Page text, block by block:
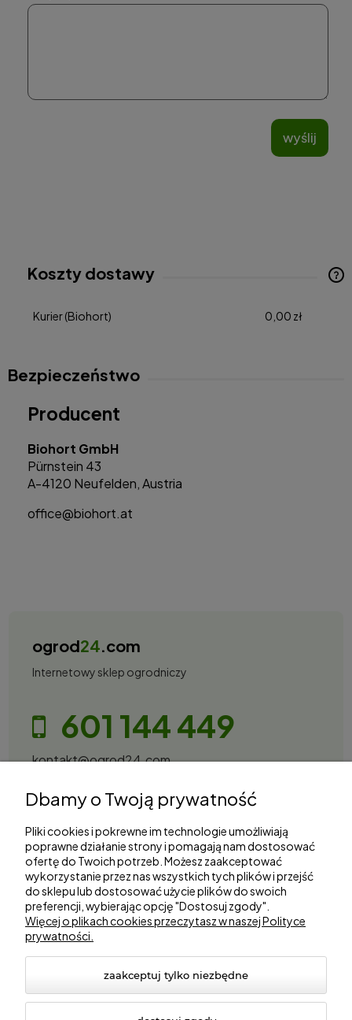
wyślij
Koszty dostawy
Cena nie zawiera ewentualnych kosztów płatności
Kurier(Biohort) 0,00 zł
Bezpieczeństwo
Producent
Biohort GmbH
Pürnstein 43
A-4120 Neufelden, Austria
office@biohort.at
ogrod24.com
Internetowy sklep ogrodniczy
601 144 449
kontakt@ogrod24.com
Gorzowska 27, 66-530 Trzebicz
Zakupy
Informacje
Marki
Dbamy o Twoją prywatność
Pliki cookies i pokrewne im technologie umożliwiają
poprawne działanie strony i pomagają nam dostosować
ofertę do Twoich potrzeb. Możesz zaakceptować
wykorzystanie przez nas wszystkich tych plików i przejść
do sklepu lub dostosować użycie plików do swoich
preferencji, wybierając opcję "Dostosuj zgody".
Więcej o plikach cookies przeczytasz w naszej Polityce
prywatności.
zaakceptuj tylko niezbędne